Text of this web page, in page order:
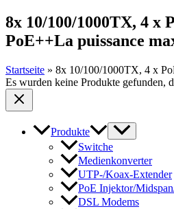
8x 10/100/1000TX, 4 x
PoE++La puissance
Startseite » 8x 10/100/1000TX, 4 x
Es wurden keine Produkte gefunden,
Produkte
Switche
Medienkonverter
UTP-/Koax-Extender
PoE Injektor/
DSL Modems